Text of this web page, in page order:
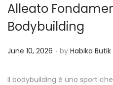
Alleato
Bodybuilding
P
s
June 10, 2026 . by Habika Butik
Il bodybuilding è uno sport